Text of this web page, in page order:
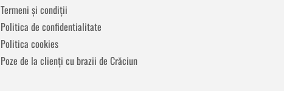
Termeni și condiții
Politica de confidentialitate
Politica cookies
Poze de la clienți cu brazii de Crăciun